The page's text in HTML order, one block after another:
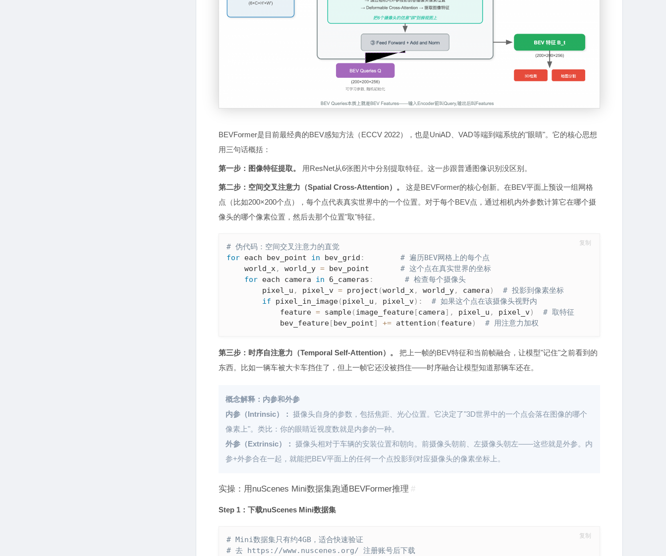
BEVFormer是目前最经典的BEV感知方法（ECCV 2022），也是UniAD、VAD等端到端系统的"眼睛"。它的核心思想
用三句话概括：
第一步：图像特征提取。 用ResNet从6张图片中分别提取特征。这一步跟普通图像识别没区别。
第二步：空间交叉注意力（Spatial Cross-Attention）。
这是BEVFormer的核心创新。在BEV平面上预设一组网格
点（比如200×200个点），每个点代表真实世界中的一个位置。对于每个BEV点，通过相机内外参数计算它在哪个摄
像头的哪个像素位置，然后去那个位置"取"特征。
# 伪代码：空间交叉注意力的直觉
for each bev_point in bev_grid :
# 遍历BEV网格上的每个点
    world_x
, world_y = bev_point # 这个点在真实世界的坐标
for each camera in 6_cameras :
# 检查每个摄像头
        pixel_u
, pixel_v = project (world_x, world_y, camera )
# 投影到像素坐标
if pixel_in_image( pixel_u , pixel_v) :
# 如果这个点在该摄像头视野内
            feature
= sample( image_feature[camera] , pixel_u , pixel_v)
# 取特征
            bev_feature
[ bev_point] += attention ( feature) # 用注意力加权
复制
第三步：时序自注意力（Temporal Self-Attention）。
把上一帧的BEV特征和当前帧融合，让模型"记住"之前看到的
东西。比如一辆车被大卡车挡住了，但上一帧它还没被挡住——时序融合让模型知道那辆车还在。
概念解释：内参和外参
内参（Intrinsic）： 摄像头自身的参数，包括焦距、光心位置。它决定了"3D世界中的一个点会落在图像的哪个
像素上"。类比：你的眼睛近视度数就是内参的一种。
外参（Extrinsic）： 摄像头相对于车辆的安装位置和朝向。前摄像头朝前、左摄像头朝左——这些就是外参。内
参+外参合在一起，就能把BEV平面上的任何一个点投影到对应摄像头的像素坐标上。
实操：用nuScenes Mini数据集跑通BEVFormer推理 #
Step 1：下载nuScenes Mini数据集
# Mini数据集只有约4GB，适合快速验证
# 去 https://www.nuscenes.org/ 注册账号后下载
复制